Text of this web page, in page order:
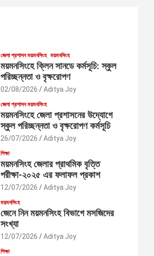
জেলা প্রশাসন ময়মনসিংহ ময়মনসিংহ
ময়মনসিংহে ক্লিন সানডে কর্মসূচি: স্কুল
পরিচ্ছন্নতা ও বৃক্ষরোপণ
02/08/2026 Aditya Joy
জেলা প্রশাসন ময়মনসিংহ
ময়মনসিংহে জেলা প্রশাসনের উদ্যোগে
স্কুল পরিচ্ছন্নতা ও বৃক্ষরোপণ কর্মসূচি
26/07/2026 Aditya Joy
শিক্ষা
ময়মনসিংহ জেলার প্রাথমিক বৃত্তি
পরীক্ষা-২০২৫ এর ফলাফল প্রকাশ
12/07/2026 Aditya Joy
ময়মনসিংহ
জেনে নিন ময়মনসিংহ বিভাগে মসজিদের
সংখ্যা
12/07/2026 Aditya Joy
শিক্ষা